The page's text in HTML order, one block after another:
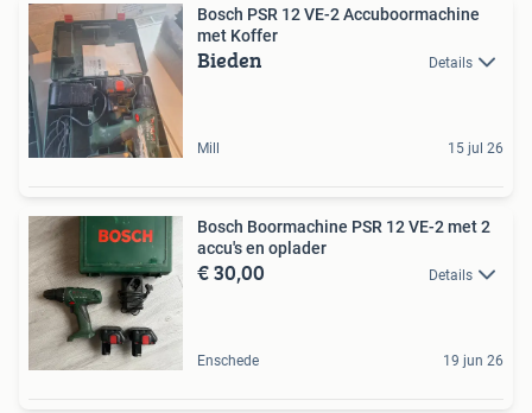
Bosch PSR 12 VE-2 Accuboormachine
met Koffer
Bieden Details
Mill 15 jul 26
Bosch Boormachine PSR 12 VE-2 met 2
accu's en oplader
€ 30,00 Details
Enschede 19 jun 26